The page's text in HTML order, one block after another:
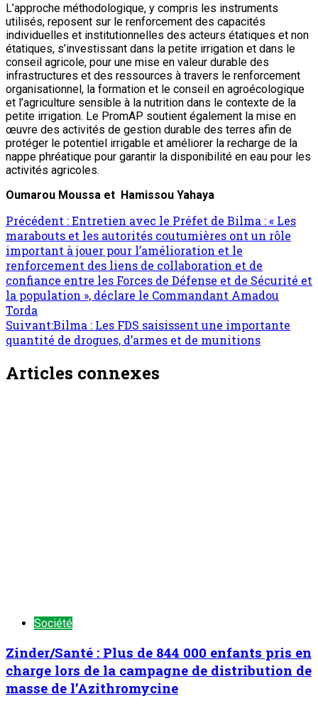
L’approche méthodologique, y compris les instruments
utilisés, reposent sur le renforcement des capacités
individuelles et institutionnelles des acteurs étatiques et non
étatiques, s’investissant dans la petite irrigation et dans le
conseil agricole, pour une mise en valeur durable des
infrastructures et des ressources à travers le renforcement
organisationnel, la formation et le conseil en agroécologique
et l’agriculture sensible à la nutrition dans le contexte de la
petite irrigation. Le PromAP soutient également la mise en
œuvre des activités de gestion durable des terres afin de
protéger le potentiel irrigable et améliorer la recharge de la
nappe phréatique pour garantir la disponibilité en eau pour les
activités agricoles.
Oumarou Moussa et Hamissou Yahaya
Précédent :Entretien avec le Préfet de Bilma : « Les
marabouts et les autorités coutumières ont un rôle
important à jouer pour l’amélioration et le
renforcement des liens de collaboration et de
confiance entre les Forces de Défense et de Sécurité et
la population », déclare le Commandant Amadou
Torda
Suivant:Bilma : Les FDS saisissent une importante
quantité de drogues, d’armes et de munitions
Articles connexes
Société
Zinder/Santé : Plus de 844 000 enfants pris en
charge lors de la campagne de distribution de
masse de l’Azithromycine